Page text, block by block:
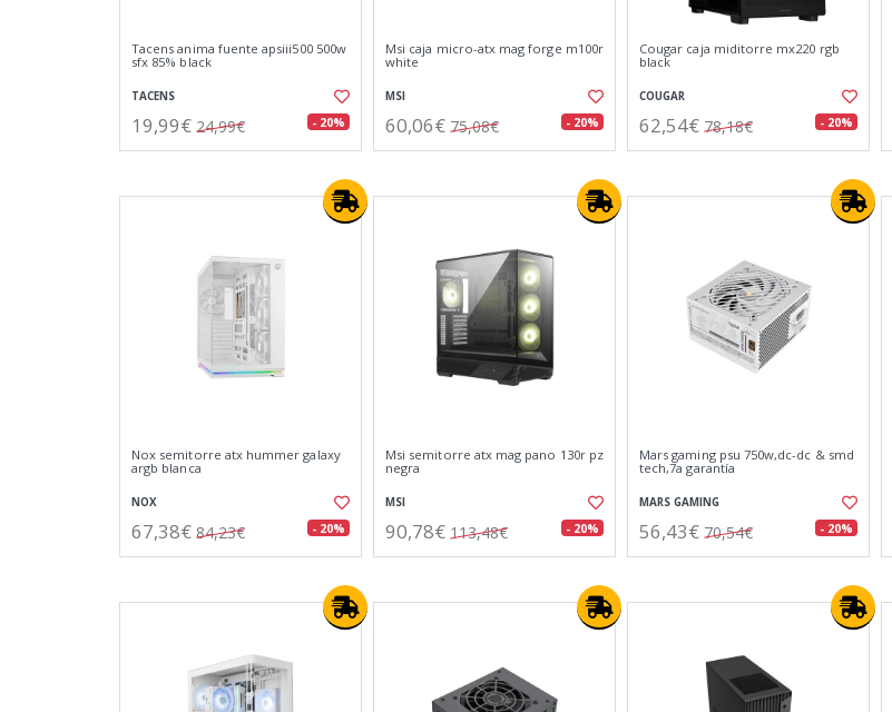
Tacens anima fuente apsiii500 500w
sfx 85% black
TACENS
19,99€ 24,99€ - 20%
Msi caja micro-atx mag forge m100r
white
MSI
60,06€ 75,08€ - 20%
Cougar caja miditorre mx220 rgb
black
COUGAR
62,54€ 78,18€ - 20%
Nox semitorre atx hummer galaxy
argb blanca
NOX
67,38€ 84,23€ - 20%
Msi semitorre atx mag pano 130r pz
negra
MSI
90,78€ 113,48€ - 20%
Mars gaming psu 750w,dc-dc & smd
tech,7a garantía
MARS GAMING
56,43€ 70,54€ - 20%